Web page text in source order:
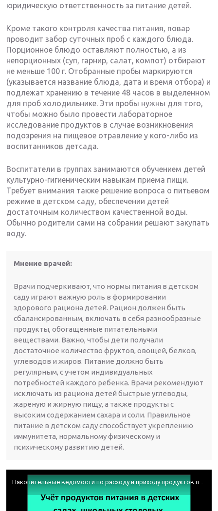
юридическую ответственность за питание детей.
Кроме такого контроля качества питания, повар
проводит забор суточных проб с каждого блюда.
Порционное блюдо оставляют полностью, а из
непорционных (суп, гарнир, салат, компот) отбирают
не меньше 100 г. Отобранные пробы маркируются
(указывается название блюда, дата и время отбора) и
подлежат хранению в течение 48 часов в выделенном
для проб холодильнике. Эти пробы нужны для того,
чтобы можно было провести лабораторное
исследование продуктов в случае возникновения
подозрения на пищевое отравление у кого-либо из
воспитанников детсада.
Воспитатели в группах занимаются обучением детей
культурно-гигиеническим навыкам приема пищи.
Требует внимания также решение вопроса о питьевом
режиме в детском саду, обеспечении детей
достаточным количеством качественной воды.
Обычно родители сами на собрании решают закупать
воду.
Мнение врачей:
Врачи подчеркивают, что нормы питания в детском
саду играют важную роль в формировании
здорового рациона детей. Рацион должен быть
сбалансированным, включать в себя разнообразные
продукты, обогащенные питательными
веществами. Важно, чтобы дети получали
достаточное количество фруктов, овощей, белков,
углеводов и жиров. Питание должно быть
регулярным, с учетом индивидуальных
потребностей каждого ребенка. Врачи рекомендуют
исключать из рациона детей быстрые углеводы,
жареную и жирную пищу, а также продукты с
высоким содержанием сахара и соли. Правильное
питание в детском саду способствует укреплению
иммунитета, нормальному физическому и
психическому развитию детей.
Накопительные ведомости по расходу и приходу продуктов питания в детских садах, в школах.